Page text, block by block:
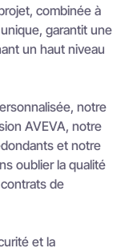
combinée à
garantit une
un haut niveau
notre
AVEVA, notre
et notre
oublier la qualité
de
et la